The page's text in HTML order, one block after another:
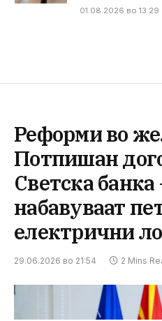
01.08.2026 во 13:29
Реформи во
Потпишан
Светска банка
набавуваат
електрични
29.06.2026 во 21:54 2 Mins